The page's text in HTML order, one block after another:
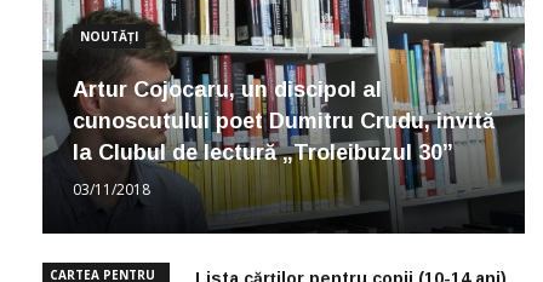
NOUTĂȚI
Artur Cojocaru, un discipol al
cunoscutului poet Dumitru Crudu, invită
la Clubul de lectură „Troleibuzul 30”
03/11/2018
CARTEA PENTRU Lista cărților pentru copii (10-14 ani)